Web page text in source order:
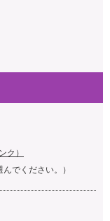
ク）
でください。）